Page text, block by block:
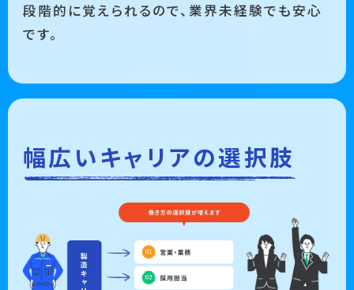
段階的に覚えられるので、業界未経験でも安心
です。
幅広いキャリアの選択肢